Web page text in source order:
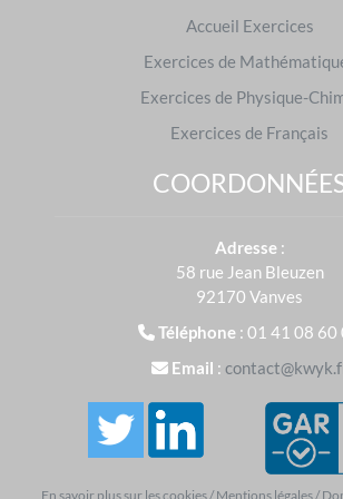
Offres
moment.
Créer un compte et
Accueil Exercices
Exercices de
Exercices de Physique-
Exercices de Français
Adresse :
58 rue Jean Bleuzen
92170 Vanves
Téléphone : 01 41 08 60
Email :
En savoir plus sur les cookies/Mentions légales/